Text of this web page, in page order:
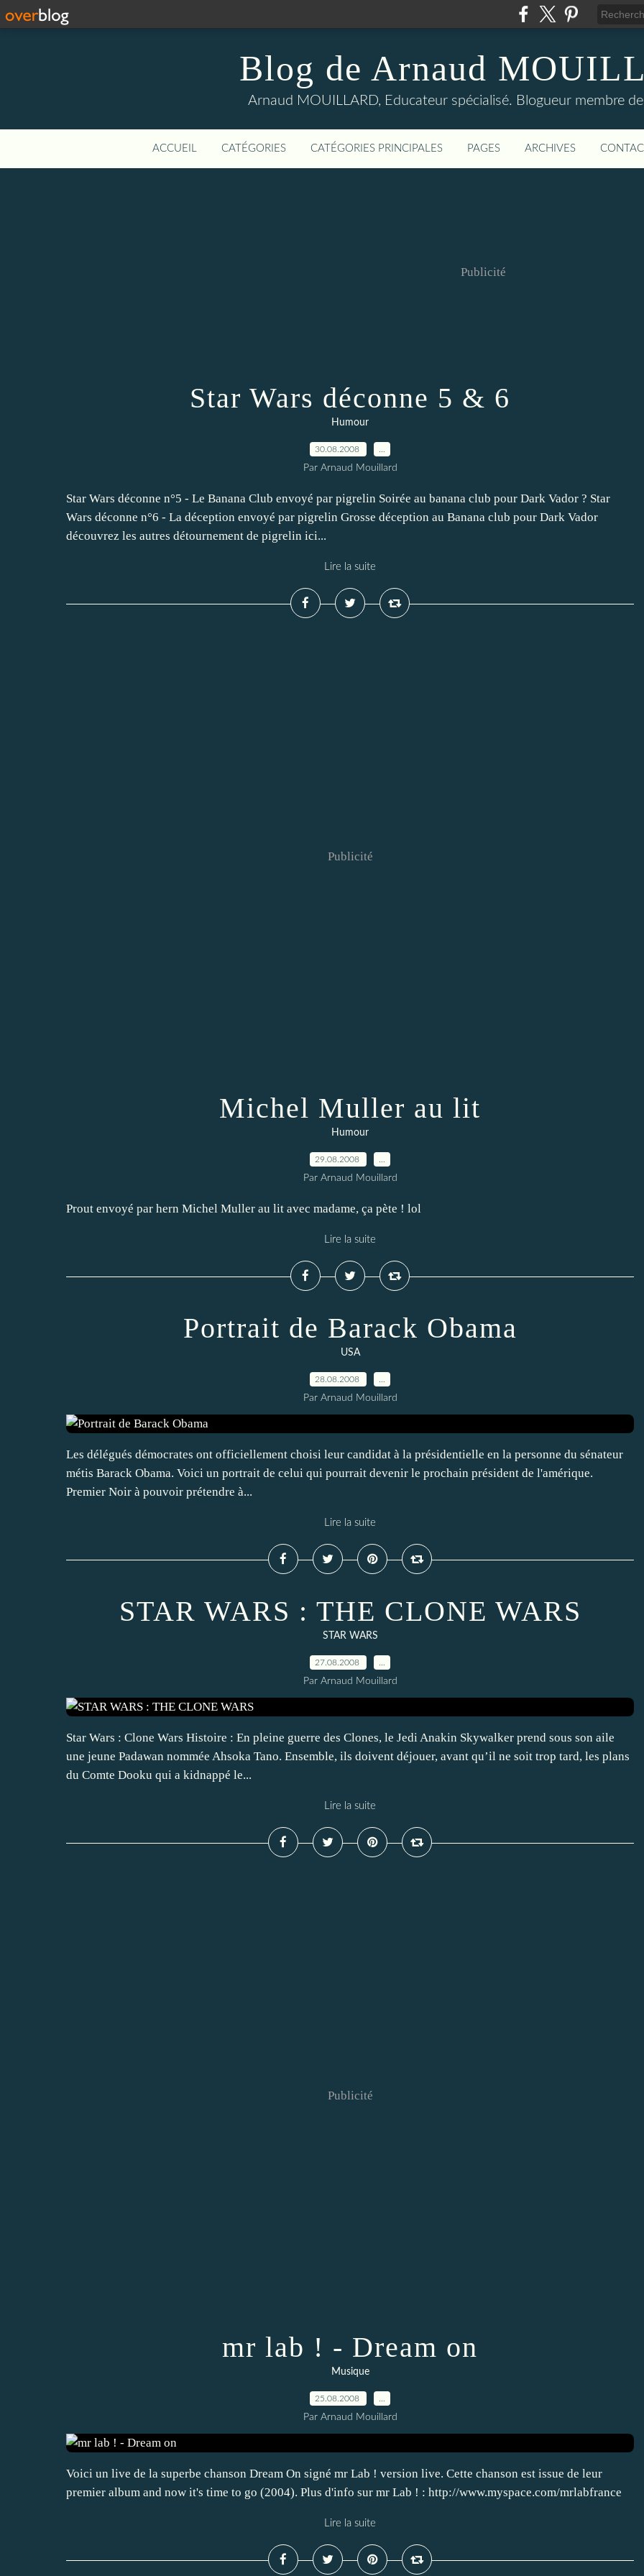
Blog de Arnaud
Arnaud MOUILLARD, Educateur spécialisé. Blogueur membre
ACCUEIL CATÉGORIES CATÉGORIES PRINCIPALES PAGES ARCHIVES
Publicité
Star Wars déconne 5 & 6
Humour
30.08.2008
Par Arnaud Mouillard
Star Wars déconne n°5 - Le Banana Club envoyé par pigrelin Soirée au banana club pour Dark Vador ? Star
Wars déconne n°6 - La déception envoyé par pigrelin Grosse déception au Banana club pour Dark Vador
découvrez les autres détournement de pigrelin ici...
Lire la suite
Publicité
Michel Muller au lit
Humour
29.08.2008
Par Arnaud Mouillard
Prout envoyé par hern Michel Muller au lit avec madame, ça pète ! lol
Lire la suite
Portrait de Barack Obama
USA
28.08.2008
Par Arnaud Mouillard
Les délégués démocrates ont officiellement choisi leur candidat à la présidentielle en la personne du sénateur
métis Barack Obama. Voici un portrait de celui qui pourrait devenir le prochain président de l'amérique.
Premier Noir à pouvoir prétendre à...
Lire la suite
STAR WARS : THE CLONE WARS
STAR WARS
27.08.2008
Par Arnaud Mouillard
Star Wars : Clone Wars Histoire : En pleine guerre des Clones, le Jedi Anakin Skywalker prend sous son aile
une jeune Padawan nommée Ahsoka Tano. Ensemble, ils doivent déjouer, avant qu’il ne soit trop tard, les plans
du Comte Dooku qui a kidnappé le...
Lire la suite
Publicité
mr lab ! - Dream on
Musique
25.08.2008
Par Arnaud Mouillard
Voici un live de la superbe chanson Dream On signé mr Lab ! version live. Cette chanson est issue de leur
premier album and now it's time to go (2004). Plus d'info sur mr Lab ! : http://www.myspace.com/mrlabfrance
Lire la suite